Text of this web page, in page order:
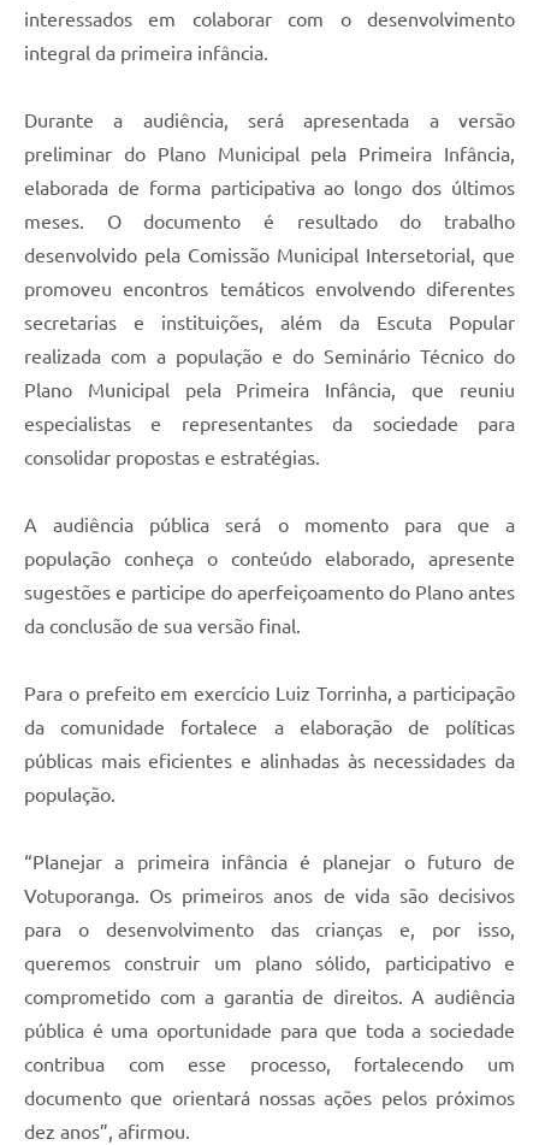
interessados em colaborar com o desenvolvimento
integral da primeira infância.
Durante a audiência, será apresentada a versão
preliminar do Plano Municipal pela Primeira Infância,
elaborada de forma participativa ao longo dos últimos
meses. O documento é resultado do trabalho
desenvolvido pela Comissão Municipal Intersetorial, que
promoveu encontros temáticos envolvendo diferentes
secretarias e instituições, além da Escuta Popular
realizada com a população e do Seminário Técnico do
Plano Municipal pela Primeira Infância, que reuniu
especialistas e representantes da sociedade para
consolidar propostas e estratégias.
A audiência pública será o momento para que a
população conheça o conteúdo elaborado, apresente
sugestões e participe do aperfeiçoamento do Plano antes
da conclusão de sua versão final.
Para o prefeito em exercício Luiz Torrinha, a participação
da comunidade fortalece a elaboração de políticas
públicas mais eficientes e alinhadas às necessidades da
população.
“Planejar a primeira infância é planejar o futuro de
Votuporanga. Os primeiros anos de vida são decisivos
para o desenvolvimento das crianças e, por isso,
queremos construir um plano sólido, participativo e
comprometido com a garantia de direitos. A audiência
pública é uma oportunidade para que toda a sociedade
contribua com esse processo, fortalecendo um
documento que orientará nossas ações pelos próximos
dez anos”, afirmou.